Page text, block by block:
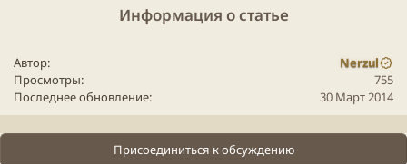
Информация о статье
Автор
Nerzul
Просмотры
755
Последнее обновление
30 Март 2014
Присоединиться к обсуждению